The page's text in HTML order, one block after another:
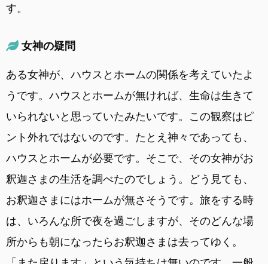
す。
女神の疑問
ある女神が、ハウスとホームの関係を考えていたよ
うです。ハウスとホームが無ければ、生命は生きて
いられないと思っていたみたいです。この観察はピ
ント外れではないのです。たとえ神々であっても、
ハウスとホームが必要です。そこで、その女神がお
釈迦さまの生活を調べたのでしょう。どう見ても、
お釈迦さまにはホームが無さそうです。旅をする時
は、いろんな所で夜を過ごしますが、そのどんな場
所からも朝になったらお釈迦さまは去ってゆく。